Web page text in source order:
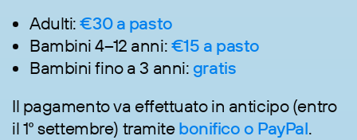
Adulti:€30 a pasto
Bambini 4–12 anni:€15 a pasto
Bambini fino a 3 anni: gratis
Il pagamento va effettuato in anticipo (entro
il 1° settembre) tramitebonifico o PayPal.